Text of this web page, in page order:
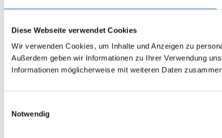
Diese Webseite verwendet Cookies
Wir verwenden Cookies, um Inhalte und Anzeigen zu
Außerdem geben wir Informationen zu Ihrer Verwendung
Informationen möglicherweise mit weiteren Daten
Notwendig